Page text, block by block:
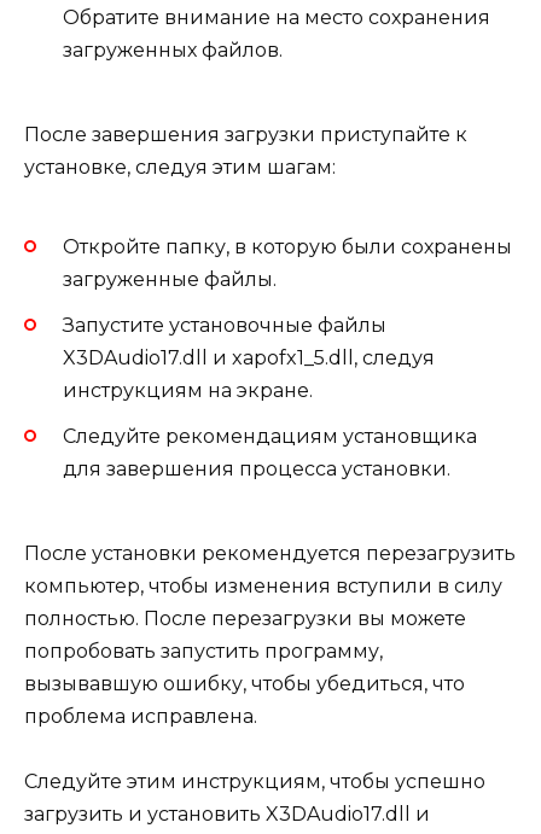
Обратите внимание на место сохранения
загруженных файлов.
После завершения загрузки приступайте к
установке, следуя этим шагам:
Откройте папку, в которую были сохранены
загруженные файлы.
Запустите установочные файлы
X3DAudio17.dll и xapofx1_5.dll, следуя
инструкциям на экране.
Следуйте рекомендациям установщика
для завершения процесса установки.
После установки рекомендуется перезагрузить
компьютер, чтобы изменения вступили в силу
полностью. После перезагрузки вы можете
попробовать запустить программу,
вызывавшую ошибку, чтобы убедиться, что
проблема исправлена.
Следуйте этим инструкциям, чтобы успешно
загрузить и установить X3DAudio17.dll и